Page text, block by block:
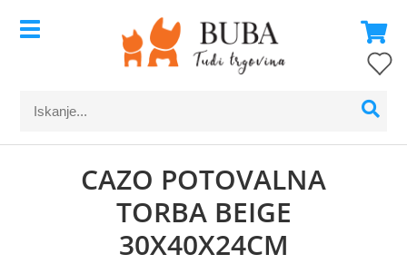
CAZO POTOVALNA
TORBA BEIGE
30X40X24CM